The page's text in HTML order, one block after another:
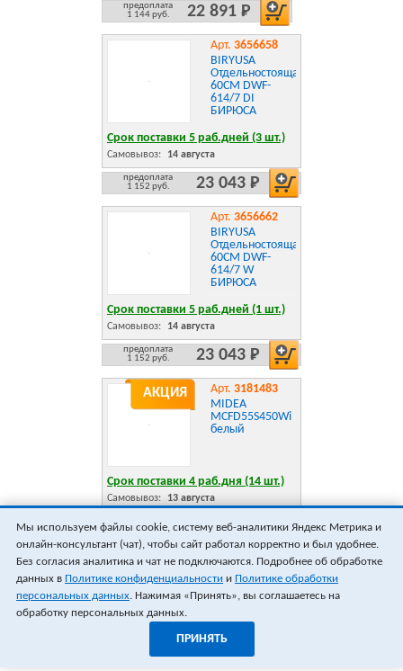
предоплата
1 144 руб.
22 891 Р
Арт. 3656658
BIRYUSA
Отдельностоящая
60CM DWF-
614/7 DI
БИРЮСА
Срок поставки 5 раб.дней (3 шт.)
Самовывоз: 14 августа
предоплата
1 152 руб.
23 043 Р
Арт. 3656662
BIRYUSA
Отдельностоящая
60CM DWF-
614/7 W
БИРЮСА
Срок поставки 5 раб.дней (1 шт.)
Самовывоз: 14 августа
предоплата
1 152 руб.
23 043 Р
АКЦИЯ Арт. 3181483
MIDEA
MCFD55S450Wi
белый
Срок поставки 4 раб.дня (14 шт.)
Самовывоз: 13 августа
предоплата
1 199 руб.
23 990 Р
ПОКАЗАТЬ ЕЩЁ 18ВСЕГО 60
Мы используем файлы cookie, систему веб-аналитики Яндекс Метрика и
онлайн-консультант (чат), чтобы сайт работал корректно и был удобнее.
Без согласия аналитика и чат не подключаются. Подробнее об обработке
данных в Политике конфиденциальности и Политике обработки
персональных данных. Нажимая «Принять», вы соглашаетесь на
обработку персональных данных.
ПРИНЯТЬ